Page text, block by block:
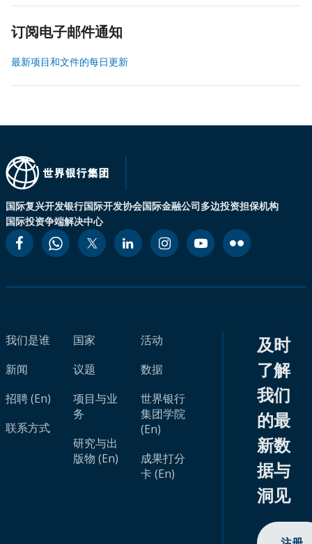
订阅电子邮件通知
最新项目和文件的每日更新
国际复兴开发银行国际开发协会国际金融公司多边投资担保机构
国际投资争端解决中心
我们是谁
新闻
招聘 (En)
联系方式
国家
议题
项目与业
务
研究与出
版物 (En)
活动
数据
世界银行
集团学院
(En)
成果打分
卡 (En)
及时
了解
我们
的最
新数
据与
洞见